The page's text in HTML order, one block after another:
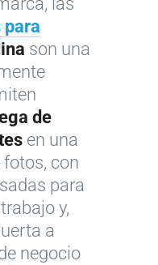
son una
de
en una
con
para
y,
a
negocio